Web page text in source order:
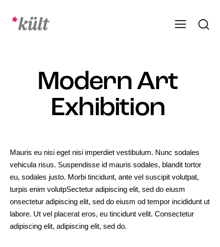
Modern Art
Exhibition
Mauris eu nisi eget nisi imperdiet vestibulum. Nunc sodales
vehicula risus. Suspendisse id mauris sodales, blandit tortor
eu, sodales justo. Morbi tincidunt, ante vel suscipit volutpat,
turpis enim volutpSectetur adipiscing elit, sed do eiusm
onsectetur adipiscing elit, sed do eiusm od tempor incididunt ut
labore. Ut vel placerat eros, eu tincidunt velit. Consectetur
adipiscing elit, adipiscing elit, sed do.